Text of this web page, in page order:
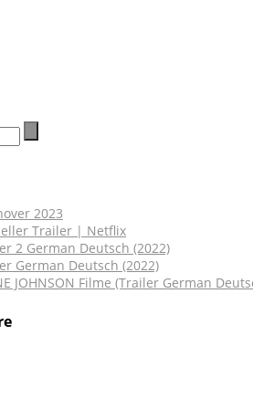
2023
Trailer | Netflix
2 German Deutsch (2022)
German Deutsch (2022)
JOHNSON Filme (Trailer German